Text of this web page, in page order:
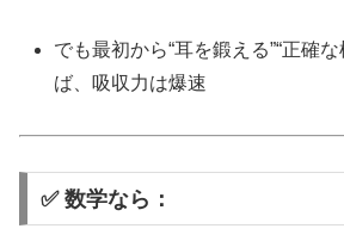
でも最初から“耳を鍛える”“正確
ば、吸収力は爆速
✅ 数学なら：